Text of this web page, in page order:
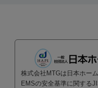
株式会社MTGは日本ホー
EMSの安全基準に関する